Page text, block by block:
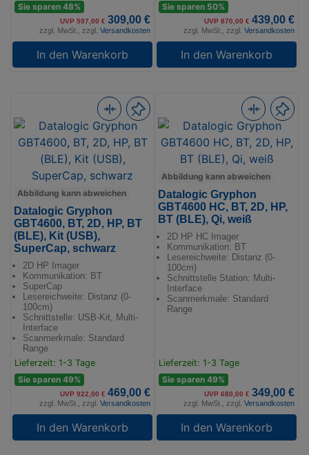
Sie sparen 48%
UVP 597,00 € 309,00 €
zzgl. MwSt., zzgl. Versandkosten
In den Warenkorb
Sie sparen 50%
UVP 870,00 € 439,00 €
zzgl. MwSt., zzgl. Versandkosten
In den Warenkorb
Abbildung kann abweichen
Datalogic Gryphon
GBT4600, BT, 2D, HP, BT
(BLE), Kit (USB),
SuperCap, schwarz
2D HP Imager
Kommunikation: BT
SuperCap
Lesereichweite: Distanz (0-
100cm)
Schnittstelle: USB-Kit, Multi-
Interface
Scanmerkmale: Standard
Range
Lieferzeit: 1-3 Tage
Sie sparen 49%
UVP 922,00 € 469,00 €
zzgl. MwSt., zzgl. Versandkosten
In den Warenkorb
Abbildung kann abweichen
Datalogic Gryphon
GBT4600 HC, BT, 2D, HP,
BT (BLE), Qi, weiß
2D HP HC Imager
Kommunikation: BT
Lesereichweite: Distanz (0-
100cm)
Schnittstelle Station: Multi-
Interface
Scanmerkmale: Standard
Range
Lieferzeit: 1-3 Tage
Sie sparen 49%
UVP 680,00 € 349,00 €
zzgl. MwSt., zzgl. Versandkosten
In den Warenkorb